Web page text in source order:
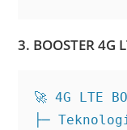
3. BOOSTER
🚀 4G LTE
├─